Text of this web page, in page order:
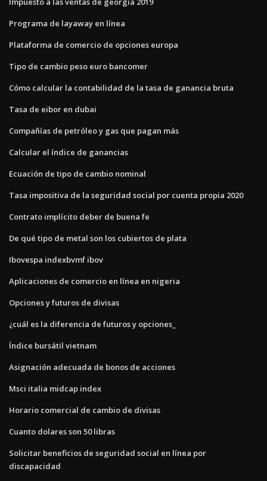
Programa de layaway en línea
Plataforma de comercio de opciones europa
Tipo de cambio peso euro bancomer
Cómo calcular la contabilidad de la tasa de ganancia bruta
Tasa de eibor en dubai
Compañías de petróleo y gas que pagan más
Calcular el índice de ganancias
Ecuación de tipo de cambio nominal
Tasa impositiva de la seguridad social por cuenta propia 2020
Contrato implícito deber de buena fe
De qué tipo de metal son los cubiertos de plata
Ibovespa indexbvmf ibov
Aplicaciones de comercio en línea en nigeria
Opciones y futuros de divisas
¿cuál es la diferencia de futuros y opciones_
Índice bursátil vietnam
Asignación adecuada de bonos de acciones
Msci italia midcap index
Horario comercial de cambio de divisas
Cuanto dolares son 50 libras
Solicitar beneficios de seguridad social en línea por
discapacidad